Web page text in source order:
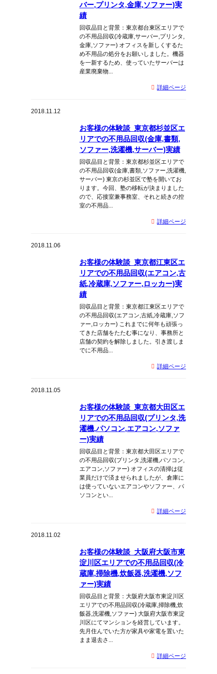
バー,プリンタ,金庫,ソファー)実
績
回収品目と背景：東京都台東区エリアで
の不用品回収(冷蔵庫,サーバー,プリンタ,
金庫,ソファー) オフィスを新しくするた
め不用品の処分をお願いしました。機器
を一新するため、使っていたサーバーは
産業廃棄物...
詳細ページ
2018.11.12
お客様の体験談_東京都杉並区エ
リアでの不用品回収(金庫,書類,
ソファー,洗濯機,サーバー)実績
回収品目と背景：東京都杉並区エリアで
の不用品回収(金庫,書類,ソファー,洗濯機,
サーバー) 東京の杉並区で塾を開いてお
ります。今回、塾の移転が決まりました
ので、応接室兼事務室、それと続きの控
室の不用品...
詳細ページ
2018.11.06
お客様の体験談_東京都江東区エ
リアでの不用品回収(エアコン,古
紙,冷蔵庫,ソファー,ロッカー)実
績
回収品目と背景：東京都江東区エリアで
の不用品回収(エアコン,古紙,冷蔵庫,ソフ
ァー,ロッカー) これまでに何年も頑張っ
てきた店舗をたたむ事になり、事務所と
店舗の契約を解除しました。引き渡しま
でに不用品...
詳細ページ
2018.11.05
お客様の体験談_東京都大田区エ
リアでの不用品回収(プリンタ,洗
濯機,パソコン,エアコン,ソファ
ー)実績
回収品目と背景：東京都大田区エリアで
の不用品回収(プリンタ,洗濯機,パソコン,
エアコン,ソファー) オフィスの清掃は従
業員だけで済ませられましたが、倉庫に
は使っていないエアコンやソファー、パ
ソコンとい...
詳細ページ
2018.11.02
お客様の体験談_大阪府大阪市東
淀川区エリアでの不用品回収(冷
蔵庫,掃除機,炊飯器,洗濯機,ソフ
ァー)実績
回収品目と背景：大阪府大阪市東淀川区
エリアでの不用品回収(冷蔵庫,掃除機,炊
飯器,洗濯機,ソファー) 大阪府大阪市東淀
川区にてマンションを経営しています。
先月住んでいた方が家具や家電を置いた
まま退去さ...
詳細ページ